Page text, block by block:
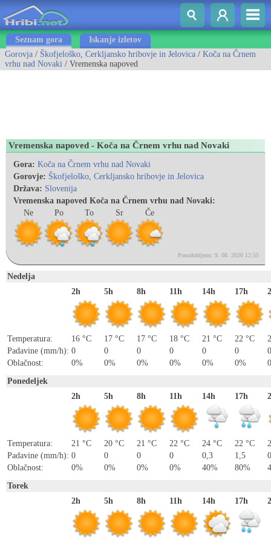
Seznam gora
Iskanje izletov
Gorovja / Škofjeloško, Cerkljansko hribovje in Jelovica / Koča na Črnem
vrhu nad Novaki / Vremenska napoved
Vremenska napoved - Koča na Črnem vrhu nad Novaki
Gora: Koča na Črnem vrhu nad Novaki
Gorovje: Škofjeloško, Cerkljansko hribovje in Jelovica
Država: Slovenija
Vremenska napoved Koča na Črnem vrhu nad Novaki:
Ne
Po To Sr Če
Posodobljeno: 9. 08. 2026 12:55
Nedelja
2h
Temperatura:
16 °C
Padavine (mm/h): 0
Oblačnost:
0%
5h
17 °C
0
0%
8h
17 °C
0
0%
11h
18 °C
0
0%
14h
21 °C
0
0%
17h
22 °C
0
0%
0
Ponedeljek
2h
Temperatura:
21 °C
Padavine (mm/h): 0
Oblačnost:
0%
5h
20 °C
0
0%
8h
21 °C
0
0%
11h
22 °C
0
0%
14h
24 °C
0,3
40%
17h
22 °C
1,5
80%
0
Torek
2h
5h 8h 11h 14h 17h